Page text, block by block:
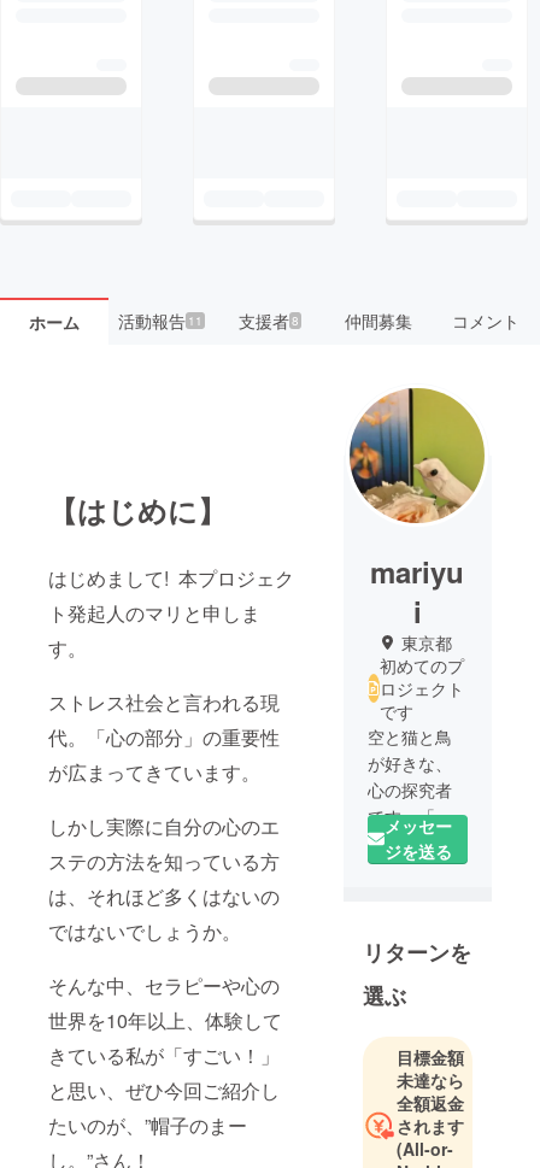
ホーム 活動報告11 支援者8 仲間募集 コメント
【はじめに】
はじめまして! 本プロジェク
ト発起人のマリと申しま
す。
ストレス社会と言われる現
代。「心の部分」の重要性
が広まってきています。
しかし実際に自分の心のエ
ステの方法を知っている方
は、それほど多くはないの
ではないでしょうか。
そんな中、セラピーや心の
世界を10年以上、体験して
きている私が「すごい！」
と思い、ぜひ今回ご紹介し
たいのが、”帽子のまー
し。”さん！
mariyu
i
東京都
初めてのプ
ロジェクト
です
空と猫と鳥
が好きな、
心の探究者
です。「見
えない心の
世界」と
点を見つけ
す。＜しあ
ず自分か
ら。＞いろ
んなセラ
ピーを体験
してきたこ
メッセー
ジを送る
リターンを
選ぶ
目標金額
未達なら
全額返金
されます
(All-or-